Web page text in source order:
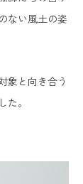
ない風土の姿
象と向き合う
。